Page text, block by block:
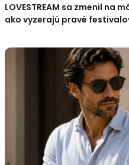
LOVESTREAM sa zmenil na
ako vyzerajú pravé